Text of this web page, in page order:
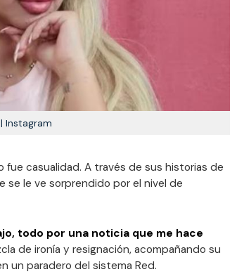
Instagram
fue casualidad. A través de sus historias de
se le ve sorprendido por el nivel de
todo por una noticia que me hace
de ironía y resignación, acompañando su
un paradero del sistema Red.